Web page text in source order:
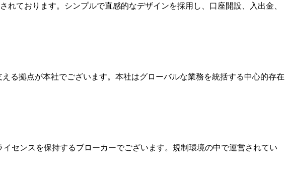
ております。シンプルで直感的なデザインを採用し、口座開設、入出金、
る拠点が本社でございます。本社はグローバルな業務を統括する中心的存在
センスを保持するブローカーでございます。規制環境の中で運営されてい